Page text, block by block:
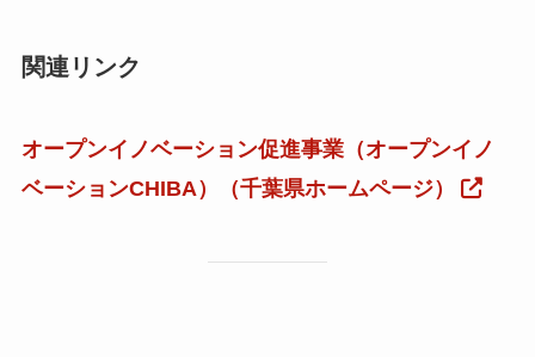
関連リンク
オープンイノベーション促進事業（オープンイノ
ベーションCHIBA）（千葉県ホームページ）